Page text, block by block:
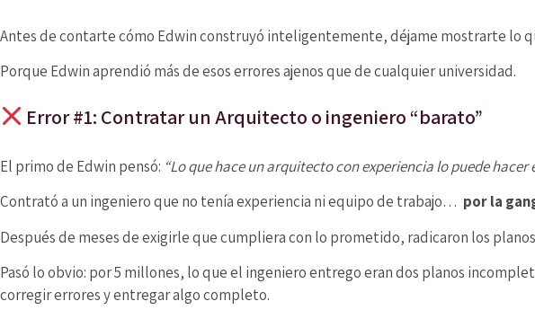
Antes de contarte cómo Edwin construyó inteligentemente, déjame mostrarte lo
Porque Edwin aprendió más de esos errores ajenos que de cualquier universidad.
Error #1: Contratar un Arquitecto o ingeniero “barato”
El primo de Edwin pensó: “Lo que hace un arquitecto con experiencia lo puede hacer
Contrató a un ingeniero que no tenía experiencia ni equipo de trabajo… por la
Después de meses de exigirle que cumpliera con lo prometido, radicaron los
Pasó lo obvio: por 5 millones, lo que el ingeniero entrego eran dos planos
corregir errores y entregar algo completo.